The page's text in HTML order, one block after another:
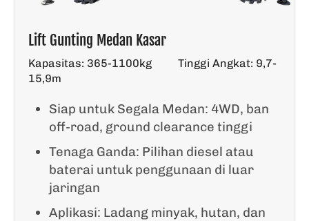
Lift Gunting Medan Kasar
Kapasitas: 365-1100kg
Tinggi Angkat: 9,7-
15,9m
Siap untuk Segala Medan: 4WD, ban
off-road, ground clearance tinggi
Tenaga Ganda: Pilihan diesel atau
baterai untuk penggunaan di luar
jaringan
Aplikasi: Ladang minyak, hutan, dan